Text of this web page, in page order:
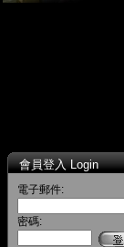
會員登入 Login
電子郵件:
密碼: